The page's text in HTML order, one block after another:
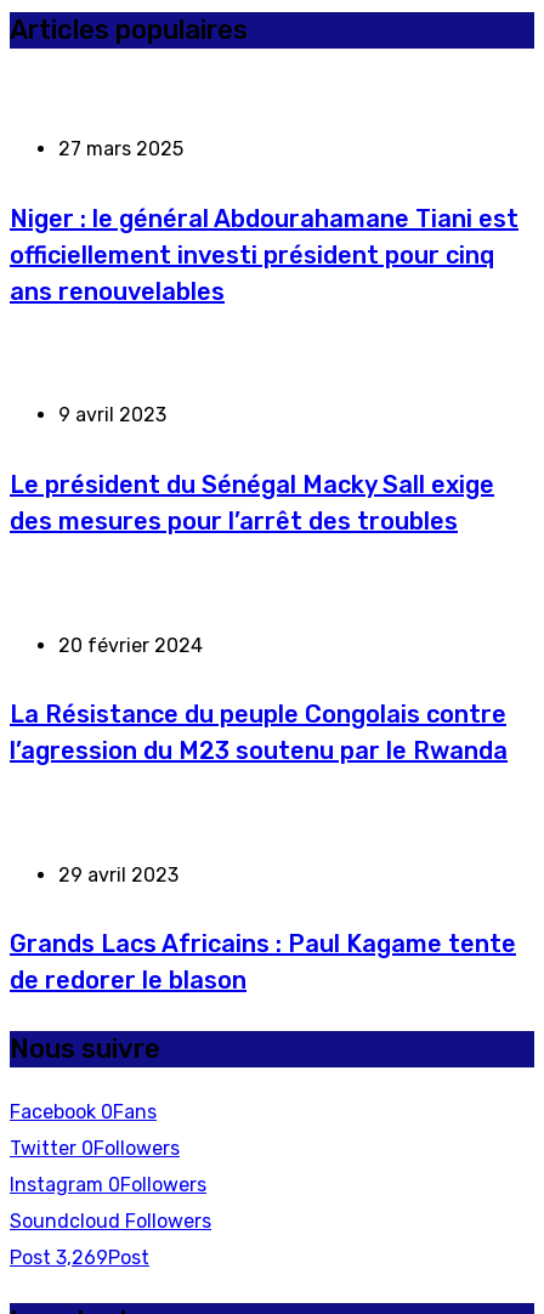
Articles populaires
27 mars 2025
Niger : le général Abdourahamane Tiani est
officiellement investi président pour cinq
ans renouvelables
9 avril 2023
Le président du Sénégal Macky Sall exige
des mesures pour l’arrêt des troubles
20 février 2024
La Résistance du peuple Congolais contre
l’agression du M23 soutenu par le Rwanda
29 avril 2023
Grands Lacs Africains : Paul Kagame tente
de redorer le blason
Nous suivre
Facebook 0Fans
Twitter 0Followers
Instagram 0Followers
Soundcloud Followers
Post 3,269Post